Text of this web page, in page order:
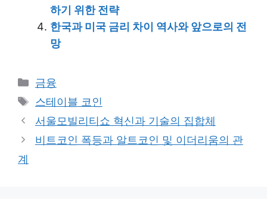
하기 위한 전략
한국과 미국 금리 차이 역사와 앞으로의 전
망
Categories
금융
Tags
스테이블 코인
서울모빌리티쇼 혁신과 기술의 집합체
비트코인 폭등과 알트코인 및 이더리움의 관
계